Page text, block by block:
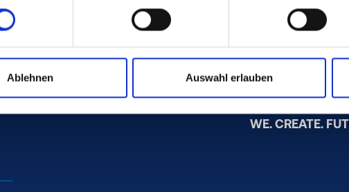
Ablehnen Auswahl erlauben
WE. CREATE.